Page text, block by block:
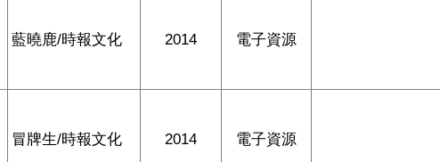
藍曉鹿/時報文化 2014 電子資源
冒牌生/時報文化 2014 電子資源